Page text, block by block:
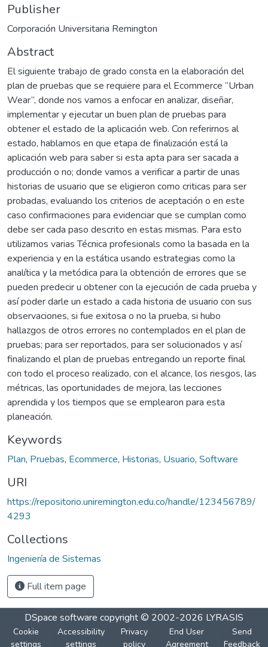
Publisher
Corporación Universitaria Remington
Abstract
El siguiente trabajo de grado consta en la elaboración del
plan de pruebas que se requiere para el Ecommerce “Urban
Wear”, donde nos vamos a enfocar en analizar, diseñar,
implementar y ejecutar un buen plan de pruebas para
obtener el estado de la aplicación web. Con referirnos al
estado, hablamos en que etapa de finalización está la
aplicación web para saber si esta apta para ser sacada a
producción o no; donde vamos a verificar a partir de unas
historias de usuario que se eligieron como criticas para ser
probadas, evaluando los criterios de aceptación o en este
caso confirmaciones para evidenciar que se cumplan como
debe ser cada paso descrito en estas mismas. Para esto
utilizamos varias Técnica profesionals como la basada en la
experiencia y en la estática usando estrategias como la
analítica y la metódica para la obtención de errores que se
pueden predecir u obtener con la ejecución de cada prueba y
así poder darle un estado a cada historia de usuario con sus
observaciones, si fue exitosa o no la prueba, si hubo
hallazgos de otros errores no contemplados en el plan de
pruebas; para ser reportados, para ser solucionados y así
finalizando el plan de pruebas entregando un reporte final
con todo el proceso realizado, con el alcance, los riesgos, las
métricas, las oportunidades de mejora, las lecciones
aprendida y los tiempos que se emplearon para esta
planeación.
Keywords
Plan, Pruebas, Ecommerce, Historias, Usuario, Software
URI
https://repositorio.uniremington.edu.co/handle/123456789/
4293
Collections
Ingeniería de Sistemas
Full item page
DSpace software copyright © 2002-2026 LYRASIS
Cookie
settings
Accessibility
settings
Privacy
policy
End User
Agreement
Send
Feedback